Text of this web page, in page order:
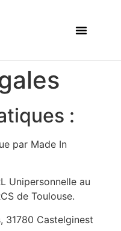
:
par Made In
Unipersonnelle au
de Toulouse.
31780 Castelginest